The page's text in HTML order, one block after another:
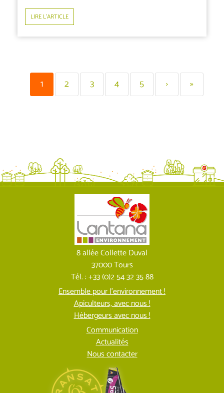
LIRE L’ARTICLE
1 2 3 4 5 › »
8 allée Collette Duval
37000 Tours
Tél. : +33 (0)2 54 32 35 88
Ensemble pour l’environnement !
Apiculteurs, avec nous !
Hébergeurs avec nous !
Communication
Actualités
Nous contacter